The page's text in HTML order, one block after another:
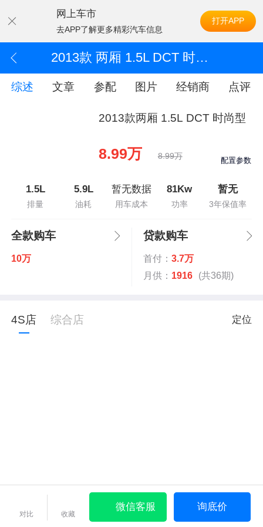
网上车市
去APP了解更多精彩汽车信息
打开APP
2013款 两厢 1.5L DCT 时尚型
综述 文章 参配 图片 经销商 点评
2013款两厢 1.5L DCT 时尚型
8.99万 8.99万 配置参数
1.5L
排量
5.9L
油耗
暂无数据
用车成本
81Kw
功率
暂无
3年保值率
全款购车
10万
贷款购车
首付： 3.7万
月供： 1916 (共36期)
4S店 综合店 定位
对比 收藏
微信客服 询底价